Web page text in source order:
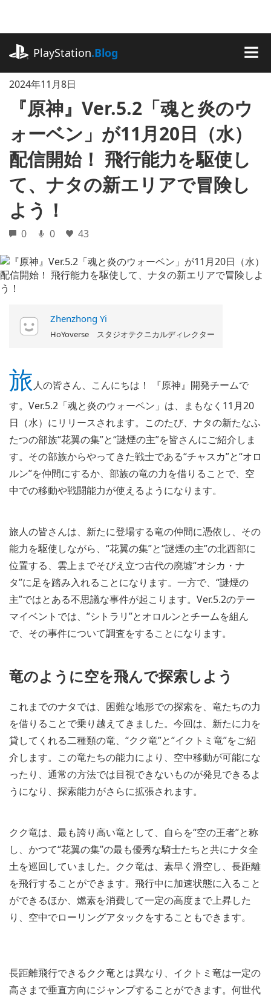
に
ッ
PlayStation.Blog
2024年11月8日
『原神』Ver.5.2「魂と炎のウ
ォーベン」が11月20日（水）
配信開始！ 飛行能力を駆使し
て、ナタの新エリアで冒険し
よう！
0 0 43
Zhenzhong Yi
HoYoverse スタジオテクニカルディレクター
旅人の皆さん、こんにちは！ 『原神』開発チームで
す。Ver.5.2「魂と炎のウォーベン」は、まもなく11月20
日（水）にリリースされます。このたび、ナタの新たなふ
たつの部族“花翼の集”と“謎煙の主”を皆さんにご紹介しま
す。その部族からやってきた戦士である“チャスカ”と“オロ
ルン”を仲間にするか、部族の竜の力を借りることで、空
中での移動や戦闘能力が使えるようになります。
旅人の皆さんは、新たに登場する竜の仲間に憑依し、その
能力を駆使しながら、“花翼の集”と“謎煙の主”の北西部に
位置する、雲上までそびえ立つ古代の廃墟“オシカ・ナ
タ”に足を踏み入れることになります。一方で、“謎煙の
主”ではとある不思議な事件が起こります。Ver.5.2のテー
マイベントでは、”シトラリ”とオロルンとチームを組ん
で、その事件について調査をすることになります。
竜のように空を飛んで探索しよう
これまでのナタでは、困難な地形での探索を、竜たちの力
を借りることで乗り越えてきました。今回は、新たに力を
貸してくれる二種類の竜、“クク竜”と“イクトミ竜”をご紹
介します。この竜たちの能力により、空中移動が可能にな
ったり、通常の方法では目視できないものが発見できるよ
うになり、探索能力がさらに拡張されます。
クク竜は、最も誇り高い竜として、自らを“空の王者”と称
し、かつて“花翼の集”の最も優秀な騎士たちと共にナタ全
土を巡回していました。クク竜は、素早く滑空し、長距離
を飛行することができます。飛行中に加速状態に入ること
ができるほか、燃素を消費して一定の高度まで上昇した
り、空中でローリングアタックをすることもできます。
長距離飛行できるクク竜とは異なり、イクトミ竜は一定の
高さまで垂直方向にジャンプすることができます。何世代